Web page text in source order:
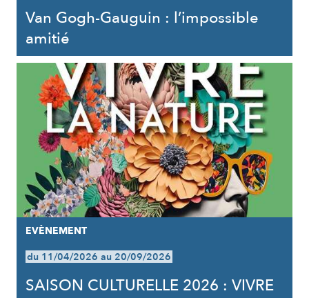
Van Gogh-Gauguin : l’impossible
amitié
EVÈNEMENT
du 11/04/2026 au 20/09/2026
SAISON CULTURELLE 2026 : VIVRE